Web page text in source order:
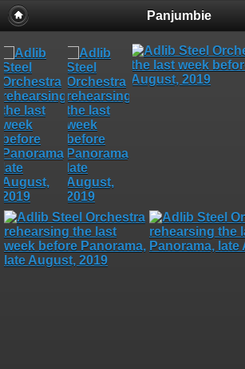
Panjumbie